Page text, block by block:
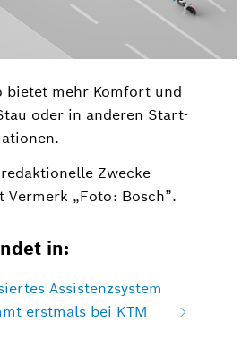
bietet mehr Komfort und
oder in anderen Start-
Zwecke
„Foto: Bosch”.
in:
Assistenzsystem
erstmals bei KTM